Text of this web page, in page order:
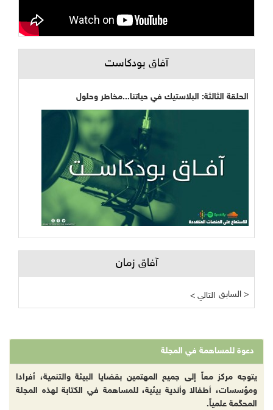
آفاق بودكاست
الحلقة الثالثة: البلاستيك في حياتنا...مخاطر وحلول
آفاق زمان
< التالي السابق >
دعوة للمساهمة في المجلة
يتوجه مركز معاً إلى جميع المهتمين بقضايا البيئة والتنمية، أفرادا
ومؤسسات، أطفالا وأندية بيئية، للمساهمة في الكتابة لهذه المجلة
المحكّمة علمياً.